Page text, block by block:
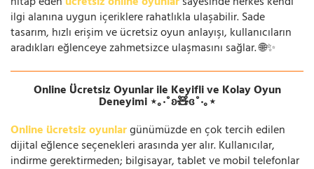
ilgi alanına uygun içeriklere rahatlıkla ulaşabilir. Sade
tasarım, hızlı erişim ve ücretsiz oyun anlayışı, kullanıcıların
aradıkları eğlenceye zahmetsizce ulaşmasını sağlar. 🌐✨
Online Ücretsiz Oyunlar ile Keyifli ve Kolay Oyun
Deneyimi ⋆｡‧˚ʚ🧸ɞ˚‧｡⋆
Online ücretsiz oyunlargünümüzde en çok tercih edilen
dijital eğlence seçenekleri arasında yer alır. Kullanıcılar,
indirme gerektirmeden; bilgisayar, tablet ve mobil telefonlar